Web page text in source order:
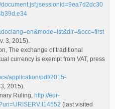
3, 2015).
The exchange of traditional
currency is exempt from VAT, press
application/pdf/2015-
2015).
Ruling, http://eur-
(last visited